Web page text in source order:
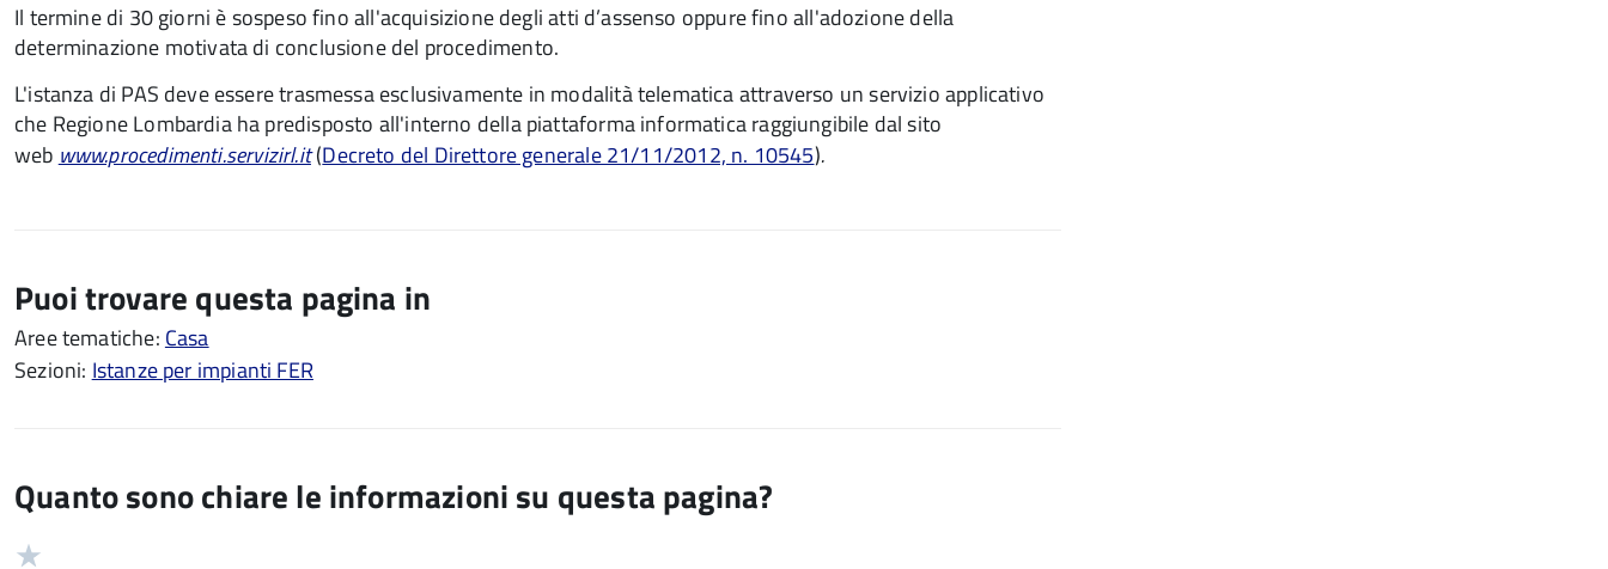
Il termine di 30 giorni è sospeso fino all'acquisizione degli atti d’assenso oppure fino all'adozione della
determinazione motivata di conclusione del procedimento.
L'istanza di PAS deve essere trasmessa esclusivamente in modalità telematica attraverso un servizio applicativo
che Regione Lombardia ha predisposto all'interno della piattaforma informatica raggiungibile dal sito
web www.procedimenti.servizirl.it(Decreto del Direttore generale 21/11/2012, n. 10545).
Puoi trovare questa pagina in
Aree tematiche: Casa
Sezioni: Istanze per impianti FER
Quanto sono chiare le informazioni su questa pagina?
Valutazione